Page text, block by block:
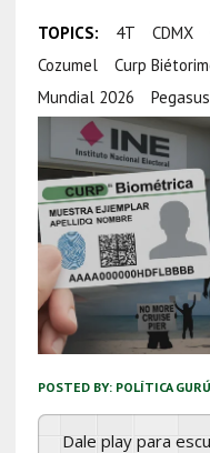
TOPICS: 4T CDMX
Cozumel
Curp
Mundial 2026
Pegasus
POSTED BY: POLÍTICA GURÚ
Dale play para